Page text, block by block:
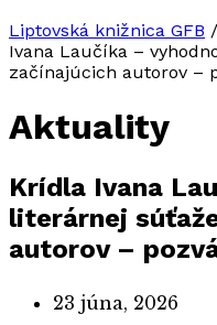
Liptovská knižnica GFB /
Ivana Laučíka –
začínajúcich autorov –
Aktuality
Krídla Ivana
literárnej
autorov –
23 júna, 2026